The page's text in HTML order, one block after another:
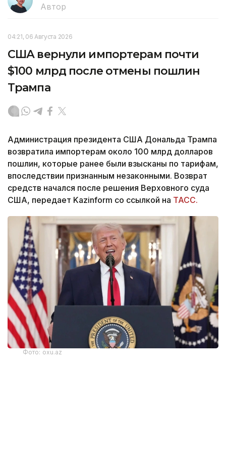
Автор
04:21, 06 Августа 2026
США вернули импортерам почти
$100 млрд после отмены пошлин
Трампа
Администрация президента США Дональда Трампа
возвратила импортерам около 100 млрд долларов
пошлин, которые ранее были взысканы по тарифам,
впоследствии признанным незаконными. Возврат
средств начался после решения Верховного суда
США, передает Kazinform со ссылкой на ТАСС.
Фото: oxu.az